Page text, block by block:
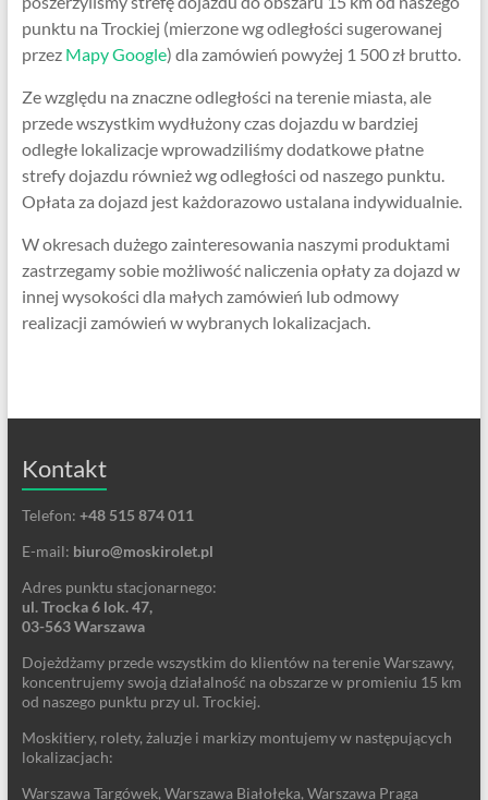
punktu na Trockiej (mierzone wg odległości sugerowanej
przez Mapy Google) dla zamówień powyżej 1 500 zł brutto.
Ze względu na znaczne odległości na terenie miasta, ale
przede wszystkim wydłużony czas dojazdu w bardziej
odległe lokalizacje wprowadziliśmy dodatkowe płatne
strefy dojazdu również wg odległości od naszego punktu.
Opłata za dojazd jest każdorazowo ustalana indywidualnie.
W okresach dużego zainteresowania naszymi produktami
zastrzegamy sobie możliwość naliczenia opłaty za dojazd w
innej wysokości dla małych zamówień lub odmowy
realizacji zamówień w wybranych lokalizacjach.
Kontakt
Telefon: +48 515 874 011
E-mail: biuro@moskirolet.pl
Adres punktu stacjonarnego:
ul. Trocka 6 lok. 47,
03-563 Warszawa
Dojeżdżamy przede wszystkim do klientów na terenie Warszawy,
koncentrujemy swoją działalność na obszarze w promieniu 15 km
od naszego punktu przy ul. Trockiej.
Moskitiery, rolety, żaluzje i markizy montujemy w następujących
lokalizacjach:
Warszawa Targówek, Warszawa Białołęka, Warszawa Praga